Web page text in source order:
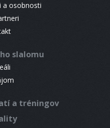
a osobnosti
slalomu
a tréningov